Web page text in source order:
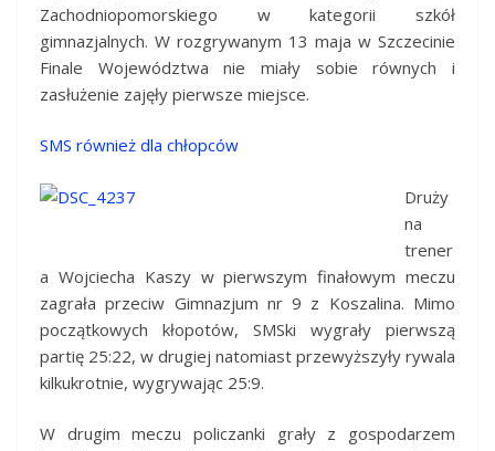
Zachodniopomorskiego w kategorii szkół
gimnazjalnych. W rozgrywanym 13 maja w Szczecinie
Finale Województwa nie miały sobie równych i
zasłużenie zajęły pierwsze miejsce.
SMS również dla chłopców
Druży
na
trener
a Wojciecha Kaszy w pierwszym finałowym meczu
zagrała przeciw Gimnazjum nr 9 z Koszalina. Mimo
początkowych kłopotów, SMSki wygrały pierwszą
partię 25:22, w drugiej natomiast przewyższyły rywala
kilkukrotnie, wygrywając 25:9.
W drugim meczu policzanki grały z gospodarzem